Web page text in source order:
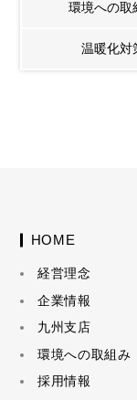
環境への取
温暖化対
HOME
経営理念
企業情報
九州支店
環境への取組み
採用情報